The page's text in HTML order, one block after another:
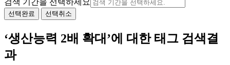
검색 기간을 선택하세요
선택완료 선택취소
‘생산능력 2배 확대’에 대한 태그 검색결
과